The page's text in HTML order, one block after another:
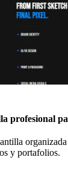
profesional
y portafolios.